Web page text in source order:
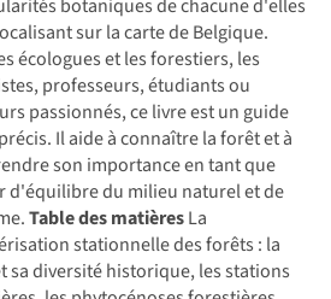
botaniques de chacune d'elles
sur la carte de Belgique.
écologues et les forestiers, les
professeurs, étudiants ou
passionnés, ce livre est un guide
Il aide à connaître la forêt et à
son importance en tant que
d'équilibre du milieu naturel et de
Table des matièresLa
stationnelle des forêts : la
sa diversité historique, les stations